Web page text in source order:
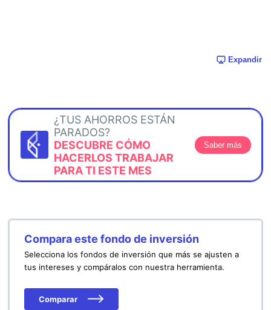
Expandir
¿TUS AHORROS ESTÁN
PARADOS?
DESCUBRE CÓMO
HACERLOS TRABAJAR
PARA TI ESTE MES
Saber más
Compara este fondo de inversión
Selecciona los fondos de inversión que más se ajusten a
tus intereses y compáralos con nuestra herramienta.
Comparar